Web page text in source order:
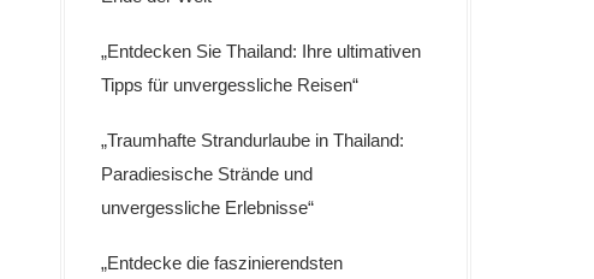
„Entdecken Sie Thailand: Ihre ultimativen
Tipps für unvergessliche Reisen“
„Traumhafte Strandurlaube in Thailand:
Paradiesische Strände und
unvergessliche Erlebnisse“
„Entdecke die faszinierendsten